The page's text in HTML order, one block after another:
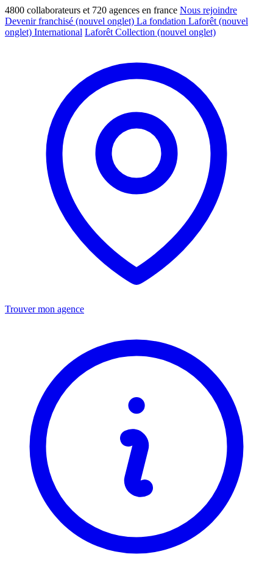
4800 collaborateurs et 720 agences en france Nous rejoindre
Devenir franchisé (nouvel onglet) La fondation Laforêt (nouvel
onglet) International Laforêt Collection (nouvel onglet)
Trouver mon agence